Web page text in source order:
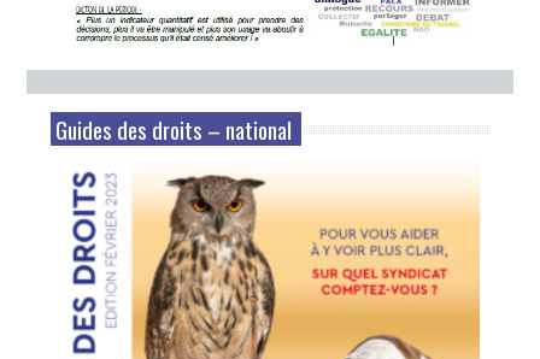
Guides des droits – national